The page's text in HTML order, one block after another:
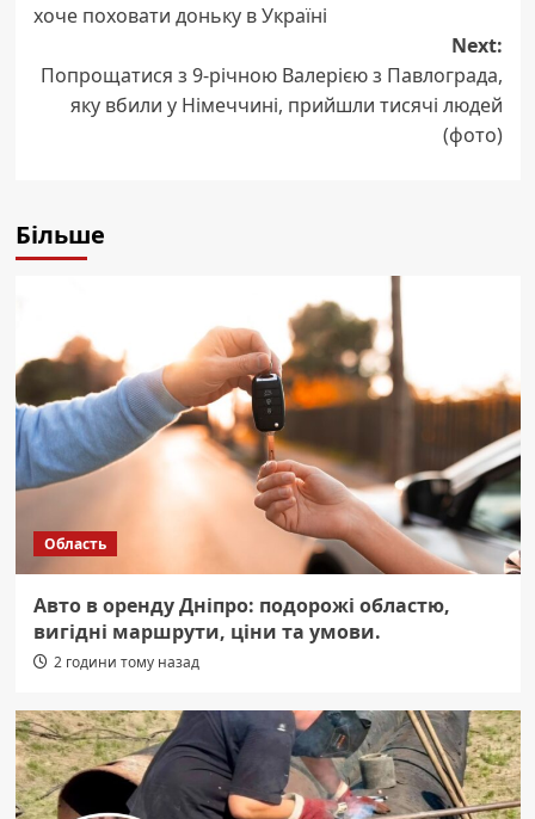
хоче поховати доньку в Україні
Next:
Попрощатися з 9-річною Валерією з Павлограда,
яку вбили у Німеччині, прийшли тисячі людей
(фото)
Більше
Область
Авто в оренду Дніпро: подорожі областю,
вигідні маршрути, ціни та умови.
2 години тому назад